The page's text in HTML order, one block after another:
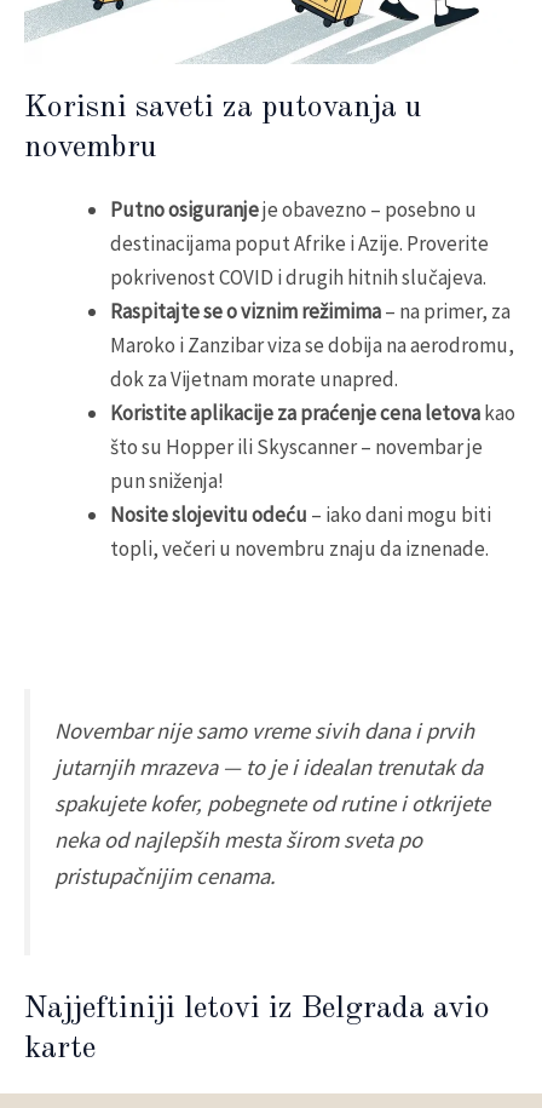
Korisni saveti za putovanja u
novembru
Putno osiguranjeje obavezno – posebno u
destinacijama poput Afrike i Azije. Proverite
pokrivenost COVID i drugih hitnih slučajeva.
Raspitajte se o viznim režimima– na primer, za
Maroko i Zanzibar viza se dobija na aerodromu,
dok za Vijetnam morate unapred.
Koristite aplikacije za praćenje cena letovakao
što su Hopper ili Skyscanner – novembar je
pun sniženja!
Nosite slojevitu odeću – iako dani mogu biti
topli, večeri u novembru znaju da iznenade.
Novembar nije samo vreme sivih dana i prvih
jutarnjih mrazeva — to je i idealan trenutak da
spakujete kofer, pobegnete od rutine i otkrijete
neka od najlepših mesta širom sveta po
pristupačnijim cenama.
Najjeftiniji letovi iz Belgrada avio
karte